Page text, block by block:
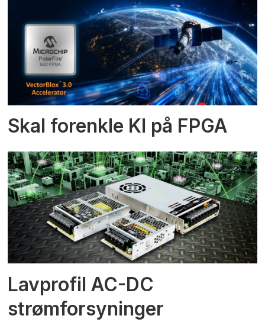
Skal forenkle KI på FPGA
Lavprofil AC-DC
strømforsyninger